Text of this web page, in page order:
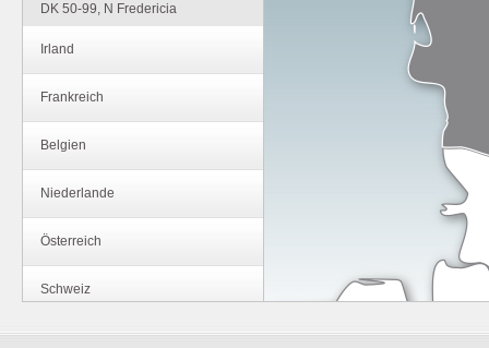
DK 50-99, N Fredericia
Irland
Frankreich
Belgien
Niederlande
Österreich
Schweiz
Polen